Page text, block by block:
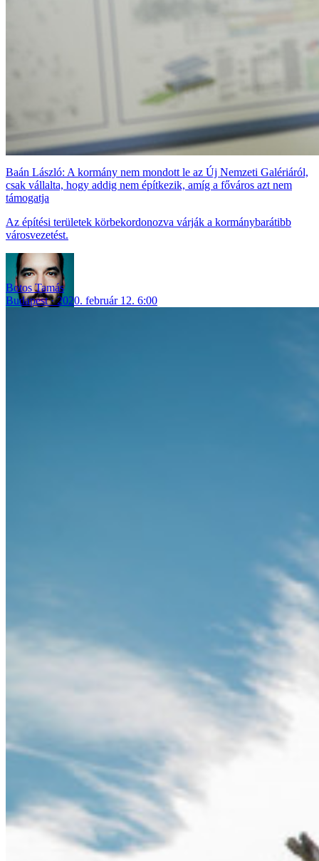
Baán László: A kormány nem mondott le az Új Nemzeti Galériáról,
csak vállalta, hogy addig nem építkezik, amíg a főváros azt nem
támogatja
Az építési területek körbekordonozva várják a kormánybarátibb
városvezetést.
Botos Tamás
Budapest
2020. február 12. 6:00